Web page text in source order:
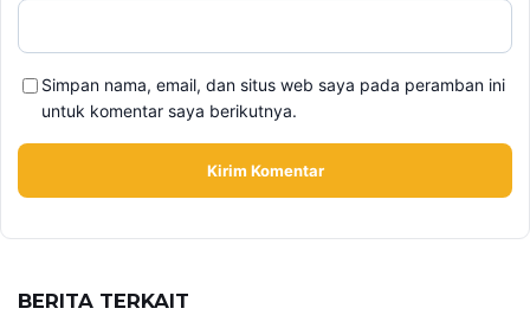
Simpan nama, email, dan situs web saya pada peramban ini
untuk komentar saya berikutnya.
BERITA TERKAIT